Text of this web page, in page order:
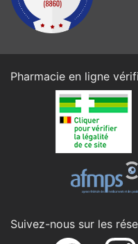
Pharmacie en ligne
Suivez-nous sur les